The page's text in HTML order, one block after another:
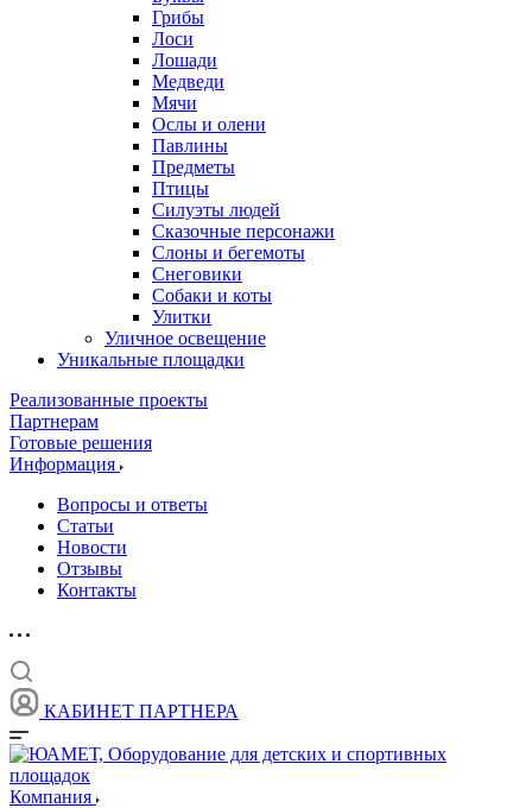
Грибы
Лоси
Лошади
Медведи
Мячи
Ослы и олени
Павлины
Предметы
Птицы
Силуэты людей
Сказочные персонажи
Слоны и бегемоты
Снеговики
Собаки и коты
Улитки
Уличное освещение
Уникальные площадки
Реализованные проекты
Партнерам
Готовые решения
Информация
Вопросы и ответы
Статьи
Новости
Отзывы
Контакты
КАБИНЕТ ПАРТНЕРА
Компания